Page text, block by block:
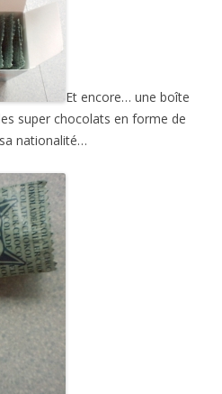
Et encore… une boîte
super chocolats en forme de
nationalité…